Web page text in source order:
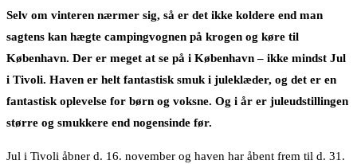
Selv om vinteren nærmer sig, så er det ikke koldere end man
sagtens kan hægte campingvognen på krogen og køre til
København. Der er meget at se på i København – ikke mindst Jul
i Tivoli. Haven er helt fantastisk smuk i juleklæder, og det er en
fantastisk oplevelse for børn og voksne. Og i år er juleudstillingen
større og smukkere end nogensinde før.
Jul i Tivoli åbner d. 16. november og haven har åbent frem til d. 31.